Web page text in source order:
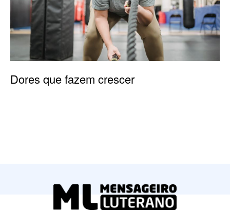
Dores que fazem crescer